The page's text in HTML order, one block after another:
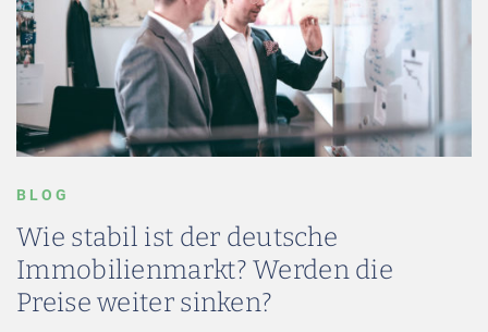
BLOG
Wie stabil ist der deutsche
Immobilienmarkt? Werden die
Preise weiter sinken?